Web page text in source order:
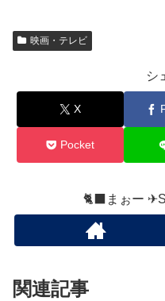
映画・テレビ
シ
X
Pocket
🐈‍⬛まぉー
関連記事